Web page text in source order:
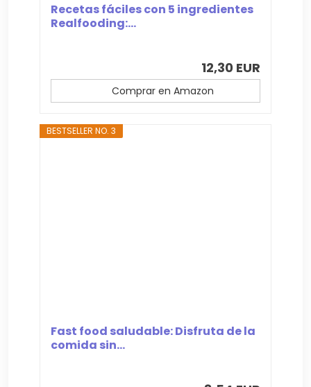
Recetas fáciles con 5 ingredientes
Realfooding:...
12,30 EUR
Comprar en Amazon
BESTSELLER NO. 3
Fast food saludable: Disfruta de la
comida sin...